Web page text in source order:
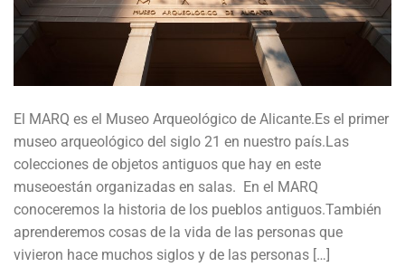
El MARQ es el Museo Arqueológico de Alicante.Es el primer
museo arqueológico del siglo 21 en nuestro país.Las
colecciones de objetos antiguos que hay en este
museoestán organizadas en salas. En el MARQ
conoceremos la historia de los pueblos antiguos.También
aprenderemos cosas de la vida de las personas que
vivieron hace muchos siglos y de las personas […]